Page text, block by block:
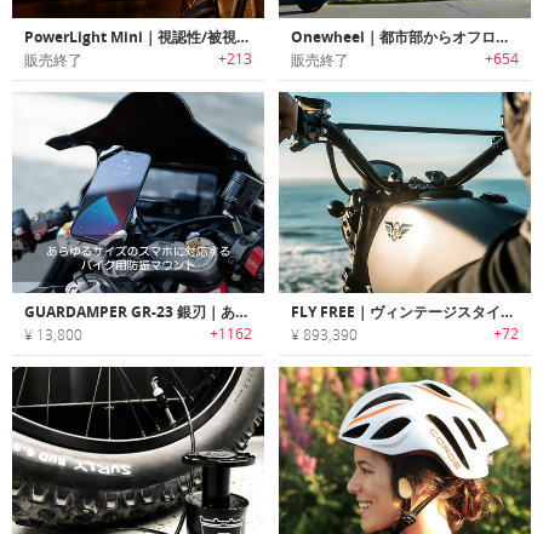
PowerLight Mini｜視認性/被視認性を高めるバイク用USB充電式ライト「パワーライトミニ」
販売終了 +213
Onewheel｜都市部からオフロードまで様々な地形を走行可能なライディングボード「ワンホイール」
販売終了 +654
GUARDAMPER GR-23 銀刃｜あらゆるサイズのスマホに対応するバイク用防振マウント
¥ 13,800 +1162
FLY FREE｜ヴィンテージスタイル電動モーターサイクル「フライフリー」
¥ 893,390 +72